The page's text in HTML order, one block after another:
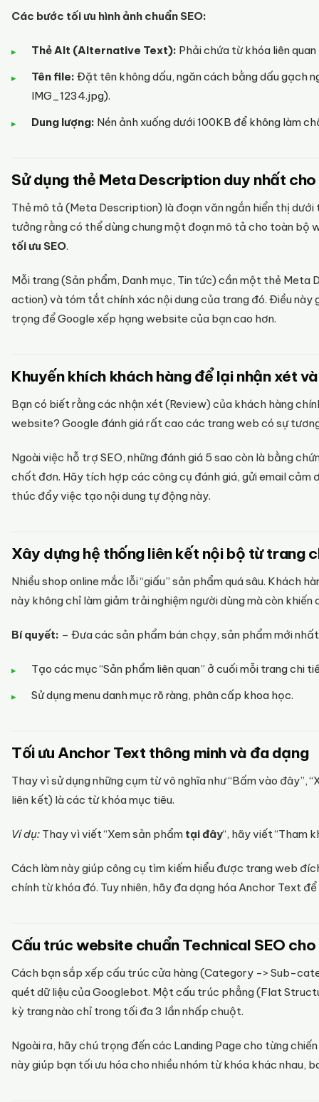
Các bước tối ưu hình ảnh chuẩn SEO:
Thẻ Alt (Alternative Text): Phải chứa từ khóa liên
Tên file: Đặt tên không dấu, ngăn cách bằng dấu gạch
IMG_1234.jpg).
Dung lượng: Nén ảnh xuống dưới 100KB để không làm
Sử dụng thẻ Meta Description duy nhất
Thẻ mô tả (Meta Description) là đoạn văn ngắn hiển thị
tưởng rằng có thể dùng chung một đoạn mô tả cho toàn bộ
tối ưu SEO.
Mỗi trang (Sản phẩm, Danh mục, Tin tức) cần một thẻ
action) và tóm tắt chính xác nội dung của trang đó. Điều
trọng để Google xếp hạng website của bạn cao hơn.
Khuyến khích khách hàng để lại nhận xét
Bạn có biết rằng các nhận xét (Review) của khách hàng
website? Google đánh giá rất cao các trang web có sự
Ngoài việc hỗ trợ SEO, những đánh giá 5 sao còn là bằng
chốt đơn. Hãy tích hợp các công cụ đánh giá, gửi email cảm
thúc đẩy việc tạo nội dung tự động này.
Xây dựng hệ thống liên kết nội bộ từ trang
Nhiều shop online mắc lỗi “giấu” sản phẩm quá sâu.
này không chỉ làm giảm trải nghiệm người dùng mà còn
Bí quyết: – Đưa các sản phẩm bán chạy, sản phẩm mới
Tạo các mục “Sản phẩm liên quan” ở cuối mỗi trang chi
Sử dụng menu danh mục rõ ràng, phân cấp khoa học.
Tối ưu Anchor Text thông minh và đa dạng
Thay vì sử dụng những cụm từ vô nghĩa như “Bấm vào đây”,
liên kết) là các từ khóa mục tiêu.
Ví dụ: Thay vì viết “Xem sản phẩm tại đây“, hãy viết “Tham
Cách làm này giúp công cụ tìm kiếm hiểu được trang web
chính từ khóa đó. Tuy nhiên, hãy đa dạng hóa Anchor Text
Cấu trúc website chuẩn Technical SEO
Cách bạn sắp xếp cấu trúc cửa hàng (Category -> Sub-
quét dữ liệu của Googlebot. Một cấu trúc phẳng (Flat
kỳ trang nào chỉ trong tối đa 3 lần nhấp chuột.
Ngoài ra, hãy chú trọng đến các Landing Page cho từng
này giúp bạn tối ưu hóa cho nhiều nhóm từ khóa khác nhau,